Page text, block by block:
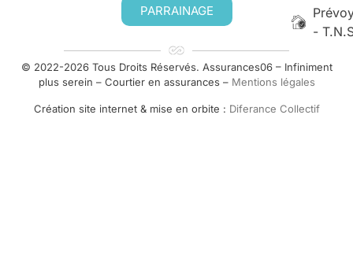
PARRAINAGE
-
© 2022-2026 Tous Droits Réservés. Assurances06 – Infiniment
plus serein – Courtier en assurances – Mentions légales
Création site internet & mise en orbite : Diferance Collectif